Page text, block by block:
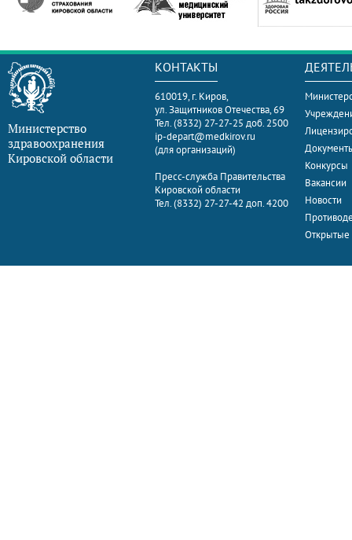
Министерство
здравоохранения
Кировской области
КОНТАКТЫ
610019, г. Киров,
ул. Защитников Отечества, 69
Тел. (8332) 27-27-25 доб. 2500
ip-depart@medkirov.ru
(для организаций)
Пресс-служба Правительства
Кировской области
Тел. (8332) 27-27-42 доп. 4200
Конкурсы
Вакансии
Новости